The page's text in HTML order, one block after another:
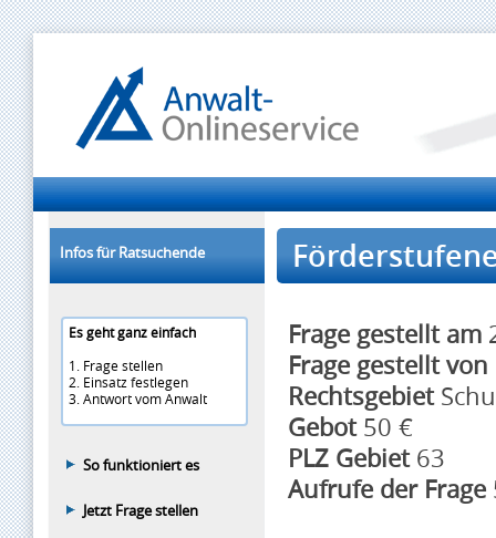
Infos für Ratsuchende
Es geht ganz einfach
1. Frage stellen
2. Einsatz festlegen
3. Antwort vom Anwalt
So funktioniert es
Jetzt Frage stellen
Frage gestellt am
Frage gestellt von
Rechtsgebiet
Gebot50 €
PLZ Gebiet63
Aufrufe der Frage